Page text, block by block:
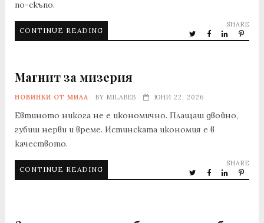
по-скъпо.
CONTINUE READING
SHARE
Магнит за мизерия
НОВИНКИ ОТ МИЛА BY MILABEB ЮНИ 22, 2026
Евтиното никога не е икономично. Плащаш двойно,
губиш нерви и време. Истинската икономия е в
качеството.
CONTINUE READING
SHARE